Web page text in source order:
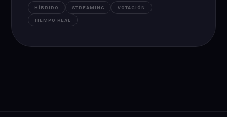
HÍBRIDO STREAMING VOTACIÓN
TIEMPO REAL